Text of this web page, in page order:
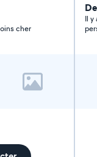
bien moins cher
Il y